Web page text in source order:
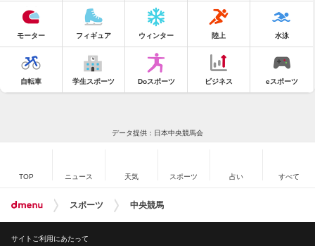
モーター フィギュア ウィンター 陸上 水泳
自転車 学生スポーツ Doスポーツ ビジネス eスポーツ
データ提供：日本中央競馬会
TOP ニュース 天気 スポーツ 占い すべて
スポーツ 中央競馬
サイトご利用にあたって